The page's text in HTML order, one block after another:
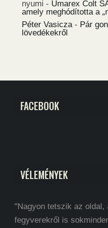
nyumi - Umarex Colt
amely meghódította a
Péter Vasicza - Pár
lövedékekről
FACEBOOK
VÉLEMÉNYEK
"Nagyon tetszik az oldal,
fegyverekről is